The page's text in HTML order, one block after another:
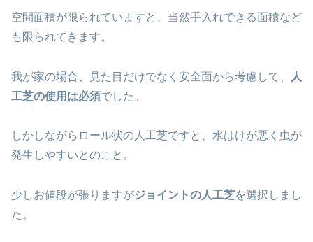
空間面積が限られていますと、当然手入れできる面積など
も限られてきます。
我が家の場合、見た目だけでなく安全面から考慮して、
人
工芝の使用は必須でした。
しかしながらロール状の人工芝ですと、水はけが悪く虫が
発生しやすいとのこと。
少しお値段が張りますがジョイントの人工芝を選択しまし
た。